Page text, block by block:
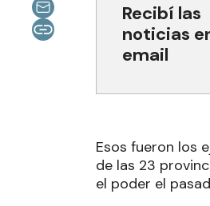
Recibí las
noticias
email
Esos fueron los
de las 23
el poder el